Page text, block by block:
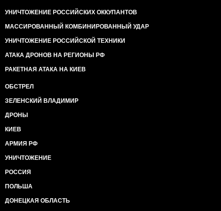
УНИЧТОЖЕНИЕ РОССИЙСКИХ ОККУПАНТОВ
МАССИРОВАННЫЙ КОМБИНИРОВАННЫЙ УДАР
УНИЧТОЖЕНИЕ РОССИЙСКОЙ ТЕХНИКИ
АТАКА ДРОНОВ НА РЕГИОНЫ РФ
РАКЕТНАЯ АТАКА НА КИЕВ
ОБСТРЕЛ
ЗЕЛЕНСКИЙ ВЛАДИМИР
ДРОНЫ
КИЕВ
АРМИЯ РФ
УНИЧТОЖЕНИЕ
РОССИЯ
ПОЛЬША
ДОНЕЦКАЯ ОБЛАСТЬ